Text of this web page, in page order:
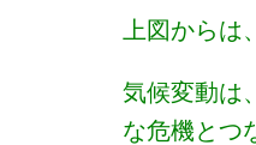
上図から
気候変動は
な危機とつ